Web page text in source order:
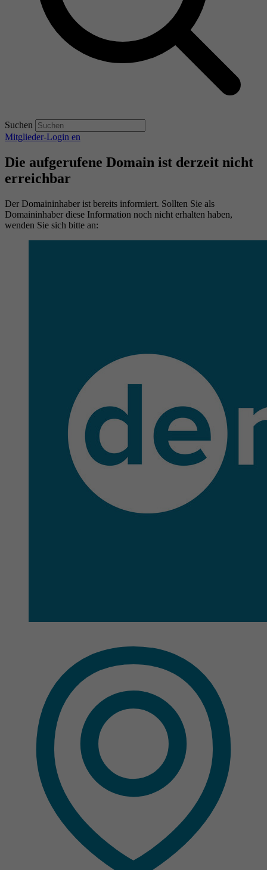
Suchen
Mitglieder-Login en
Die aufgerufene Domain ist derzeit nicht
erreichbar
Der Domaininhaber ist bereits informiert. Sollten Sie als
Domaininhaber diese Information noch nicht erhalten haben,
wenden Sie sich bitte an: